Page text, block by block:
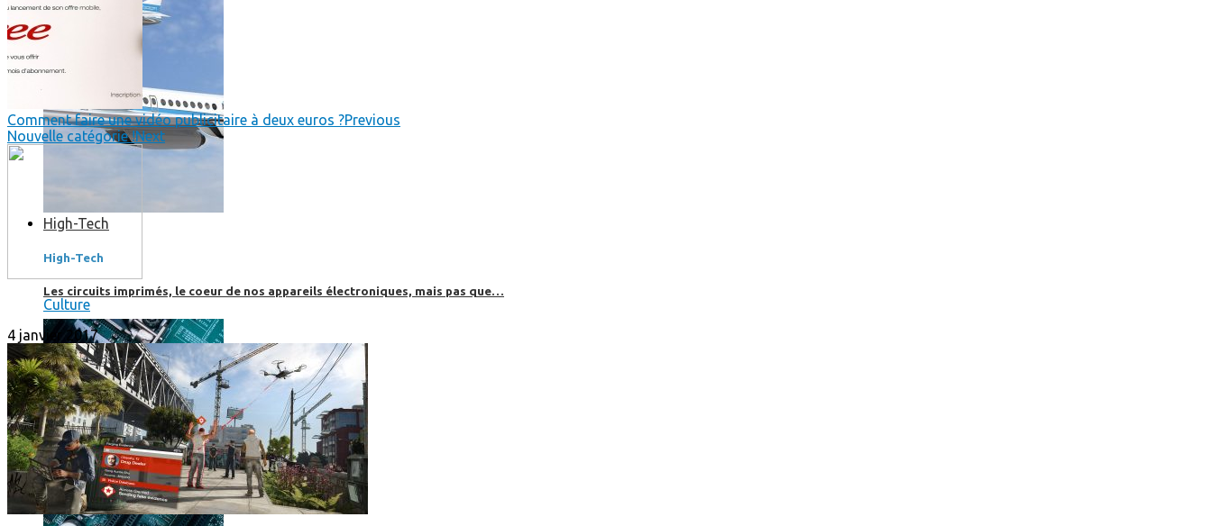
High-Tech
High-Tech
Les circuits imprimés, le coeur de nos appareils électroniques, mais pas que…
Comment faire une vidéo publicitaire à deux euros ?Previous
Nouvelle catégorie !Next
Culture
4 janvier 2017